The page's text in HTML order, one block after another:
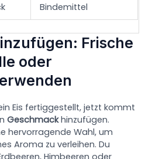
Bindemittel
Frische
oder
Eis fertiggestellt, jetzt kommt
Geschmackhinzufügen.
hervorragende Wahl, um
Aroma zu verleihen. Du
Himbeeren oder